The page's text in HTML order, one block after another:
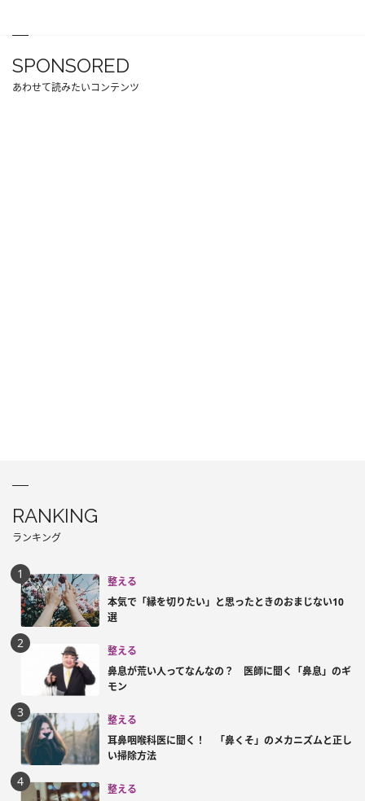
SPONSORED
あわせて読みたいコンテンツ
RANKING
ランキング
整える
本気で「縁を切りたい」と思ったときのおまじない10
選
整える
鼻息が荒い人ってなんなの？ 医師に聞く「鼻息」のギ
モン
整える
耳鼻咽喉科医に聞く！ 「鼻くそ」のメカニズムと正し
い掃除方法
整える